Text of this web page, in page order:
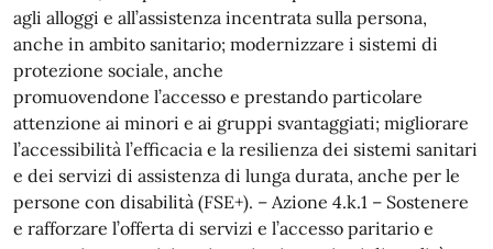
agli alloggi e all’assistenza incentrata sulla persona,
anche in ambito sanitario; modernizzare i sistemi di
protezione sociale, anche
promuovendone l’accesso e prestando particolare
attenzione ai minori e ai gruppi svantaggiati; migliorare
l’accessibilità l’efficacia e la resilienza dei sistemi sanitari
e dei servizi di assistenza di lunga durata, anche per le
persone con disabilità (FSE+). – Azione 4.k.1 – Sostenere
e rafforzare l’offerta di servizi e l’accesso paritario e